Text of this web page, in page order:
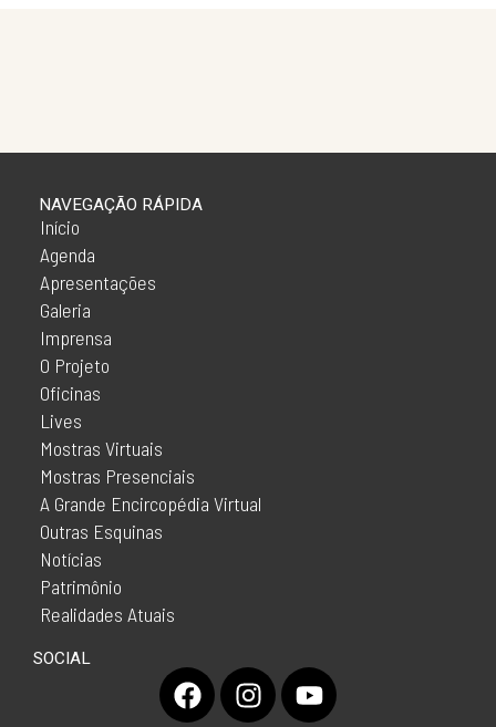
Início
Agenda
Apresentações
Galeria
Imprensa
O Projeto
Oficinas
Lives
Mostras Virtuais
Mostras Presenciais
A Grande Encircopédia Virtual
Outras Esquinas
Notícias
Patrimônio
Realidades Atuais
NAVEGAÇÃO RÁPIDA
SOCIAL